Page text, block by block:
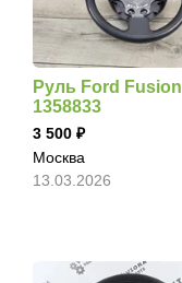
Руль Ford Fusion
1358833
3 500
Москва
13.03.2026